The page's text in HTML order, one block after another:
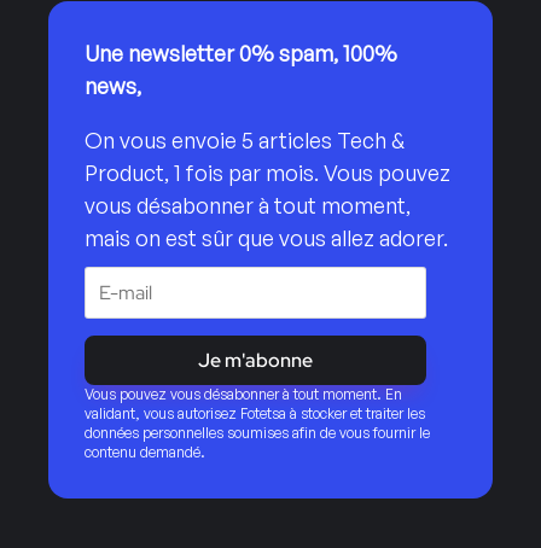
Une newsletter 0% spam, 100%
news,
On vous envoie 5 articles Tech &
Product, 1 fois par mois. Vous pouvez
vous désabonner à tout moment,
mais on est sûr que vous allez adorer.
Je m'abonne
Vous pouvez vous désabonner à tout moment. En
validant, vous autorisez Fotetsa à stocker et traiter les
données personnelles soumises afin de vous fournir le
contenu demandé.